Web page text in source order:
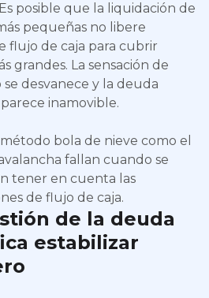
posible que la liquidación de
pequeñas no libere
flujo de caja para cubrir
grandes. La sensación de
desvanece y la deuda
inamovible.
bola de nieve como el
fallan cuando se
tener en cuenta las
de flujo de caja.
de la deuda
estabilizar